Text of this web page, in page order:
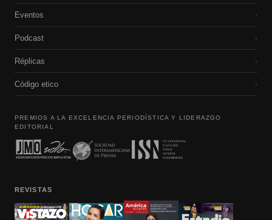
Eventos ›
Podcast ›
Réplicas ›
Código etico ›
PREMIOS A LA EXCELENCIA PERIODÍSTICA Y LIDERAZGO
EDITORIAL
REVISTAS